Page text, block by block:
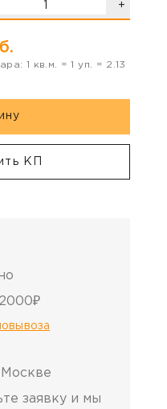
+
1 кв.м. =1 уп. = 2.13
КП
заявку и мы